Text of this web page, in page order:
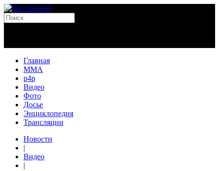
Главная
MMA
p4p
Видео
Фото
Досье
Энциклопедия
Трансляции
Новости
|
Видео
|